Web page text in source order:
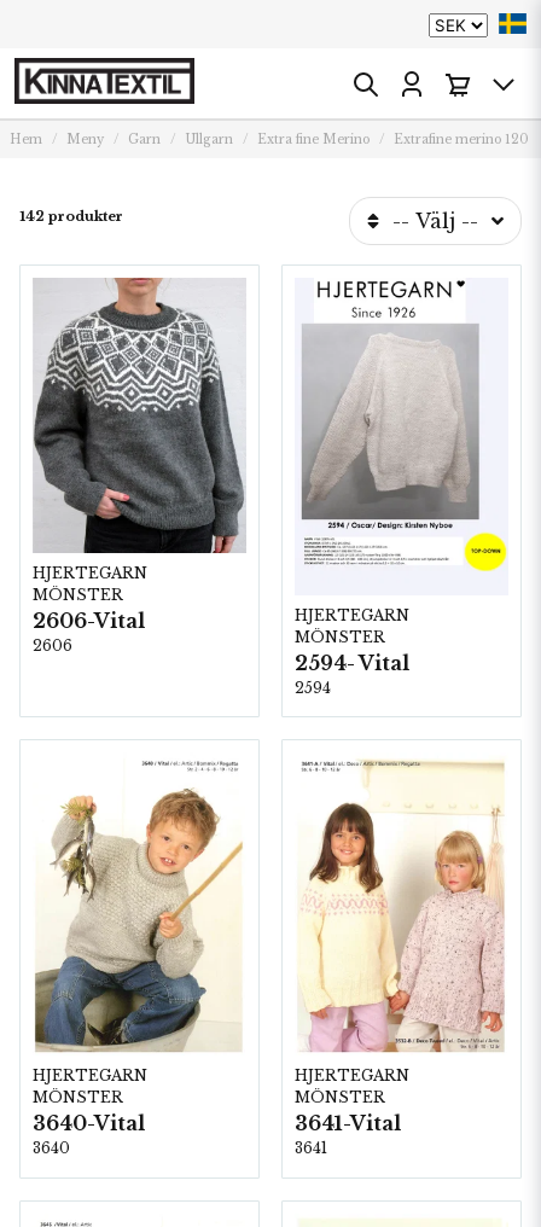
Hem Meny Garn Ullgarn Extra fine Merino Extrafine merino 120
142 produkter -- Välj --
HJERTEGARN
MÖNSTER
2606-Vital
2606
HJERTEGARN
MÖNSTER
2594- Vital
2594
HJERTEGARN
MÖNSTER
3640-Vital
3640
HJERTEGARN
MÖNSTER
3641-Vital
3641